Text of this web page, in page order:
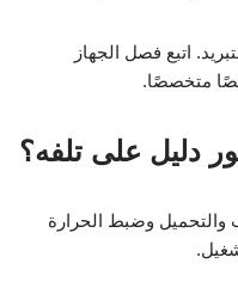
اتبع فصل الجهاز
متخصصًا.
دليل على تلفه؟
والتحميل وضبط الحرارة